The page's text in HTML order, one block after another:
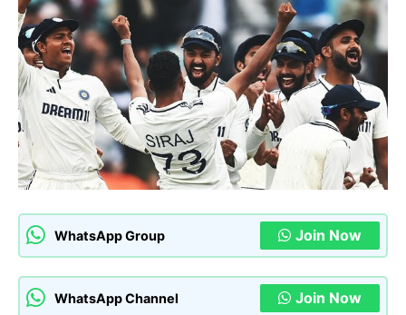
WhatsApp Group Join Now
WhatsApp Channel Join Now